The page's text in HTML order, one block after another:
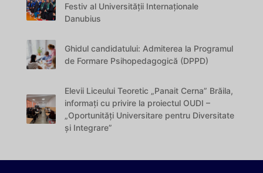
Festiv al Universității Internaționale
Danubius
Ghidul candidatului: Admiterea la Programul
de Formare Psihopedagogică (DPPD)
Elevii Liceului Teoretic „Panait Cerna” Brăila,
informați cu privire la proiectul OUDI –
„Oportunități Universitare pentru Diversitate
și Integrare”